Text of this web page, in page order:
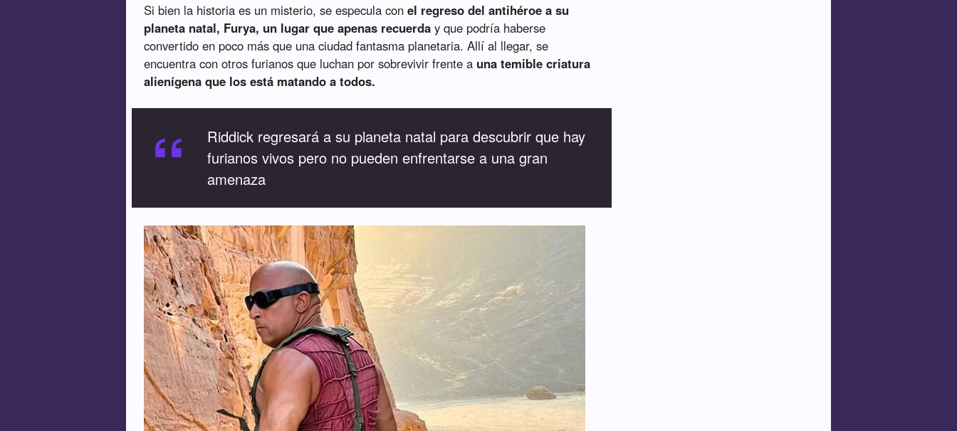
Si bien la historia es un misterio, se especula conel regreso del antihéroe a su
planeta natal, Furya, un lugar que apenas recuerda y que podría haberse
convertido en poco más que una ciudad fantasma planetaria. Allí al llegar, se
encuentra con otros furianos que luchan por sobrevivir frente a una temible criatura
alienígena que los está matando a todos.
“
Riddick regresará a su planeta natal para descubrir que hay
furianos vivos pero no pueden enfrentarse a una gran
amenaza